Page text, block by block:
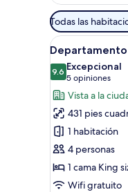
Filtros
disponibles
para
las
habitaciones
Todas las
Abrir
todas
las
fotos
de
superior,
1
habitación
19
9.69.6 de 10
Excepcional
5 opiniones
(5
opiniones)
Vista a la
431 pies
1 habitación
4 personas
1 cama King
Wifi gratuito